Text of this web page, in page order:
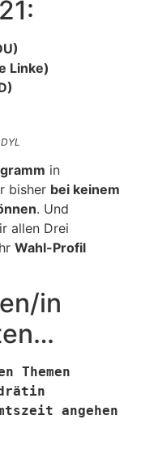
Linke)
in
bisher bei keinem
. Und
allen Drei
Wahl-Profil
in
Themen
angehen